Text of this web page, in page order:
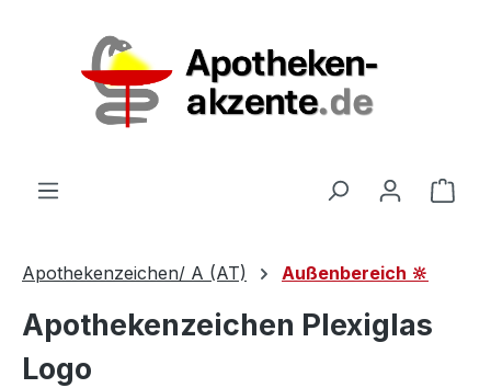
Apothekenzeichen/ A (AT) Außenbereich 🔆
Apothekenzeichen Plexiglas
Logo